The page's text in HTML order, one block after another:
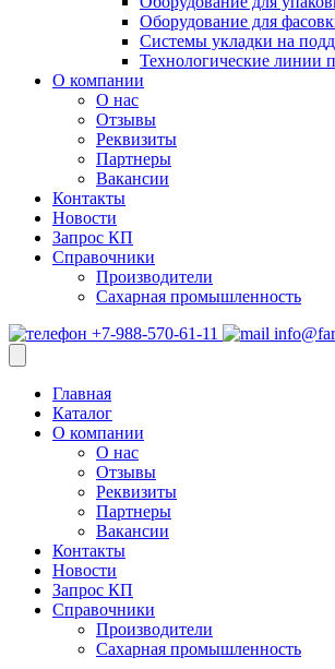
Оборудование для
Системы укладки на
Технологические линии
О компании
О нас
Отзывы
Реквизиты
Партнеры
Вакансии
Контакты
Новости
Запрос КП
Справочники
Производители
Сахарная промышленность
+7-988-570-61-11
Главная
Каталог
О компании
О нас
Отзывы
Реквизиты
Партнеры
Вакансии
Контакты
Новости
Запрос КП
Справочники
Производители
Сахарная промышленность